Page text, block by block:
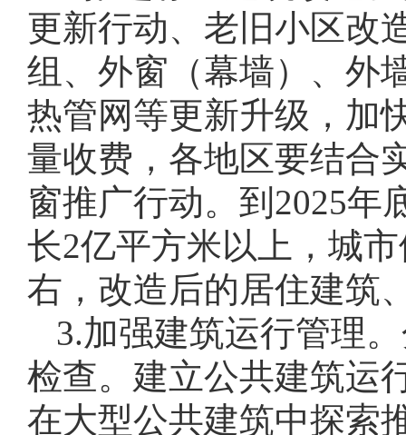
更新行动、老旧小区改
组、外窗（幕墙）、外
热管网等更新升级，加
量收费，各地区要结合
窗推广行动。到2025年
长2亿平方米以上，城
右，改造后的居住建筑
3.加强建筑运行管理
检查。建立公共建筑运
在大型公共建筑中探索